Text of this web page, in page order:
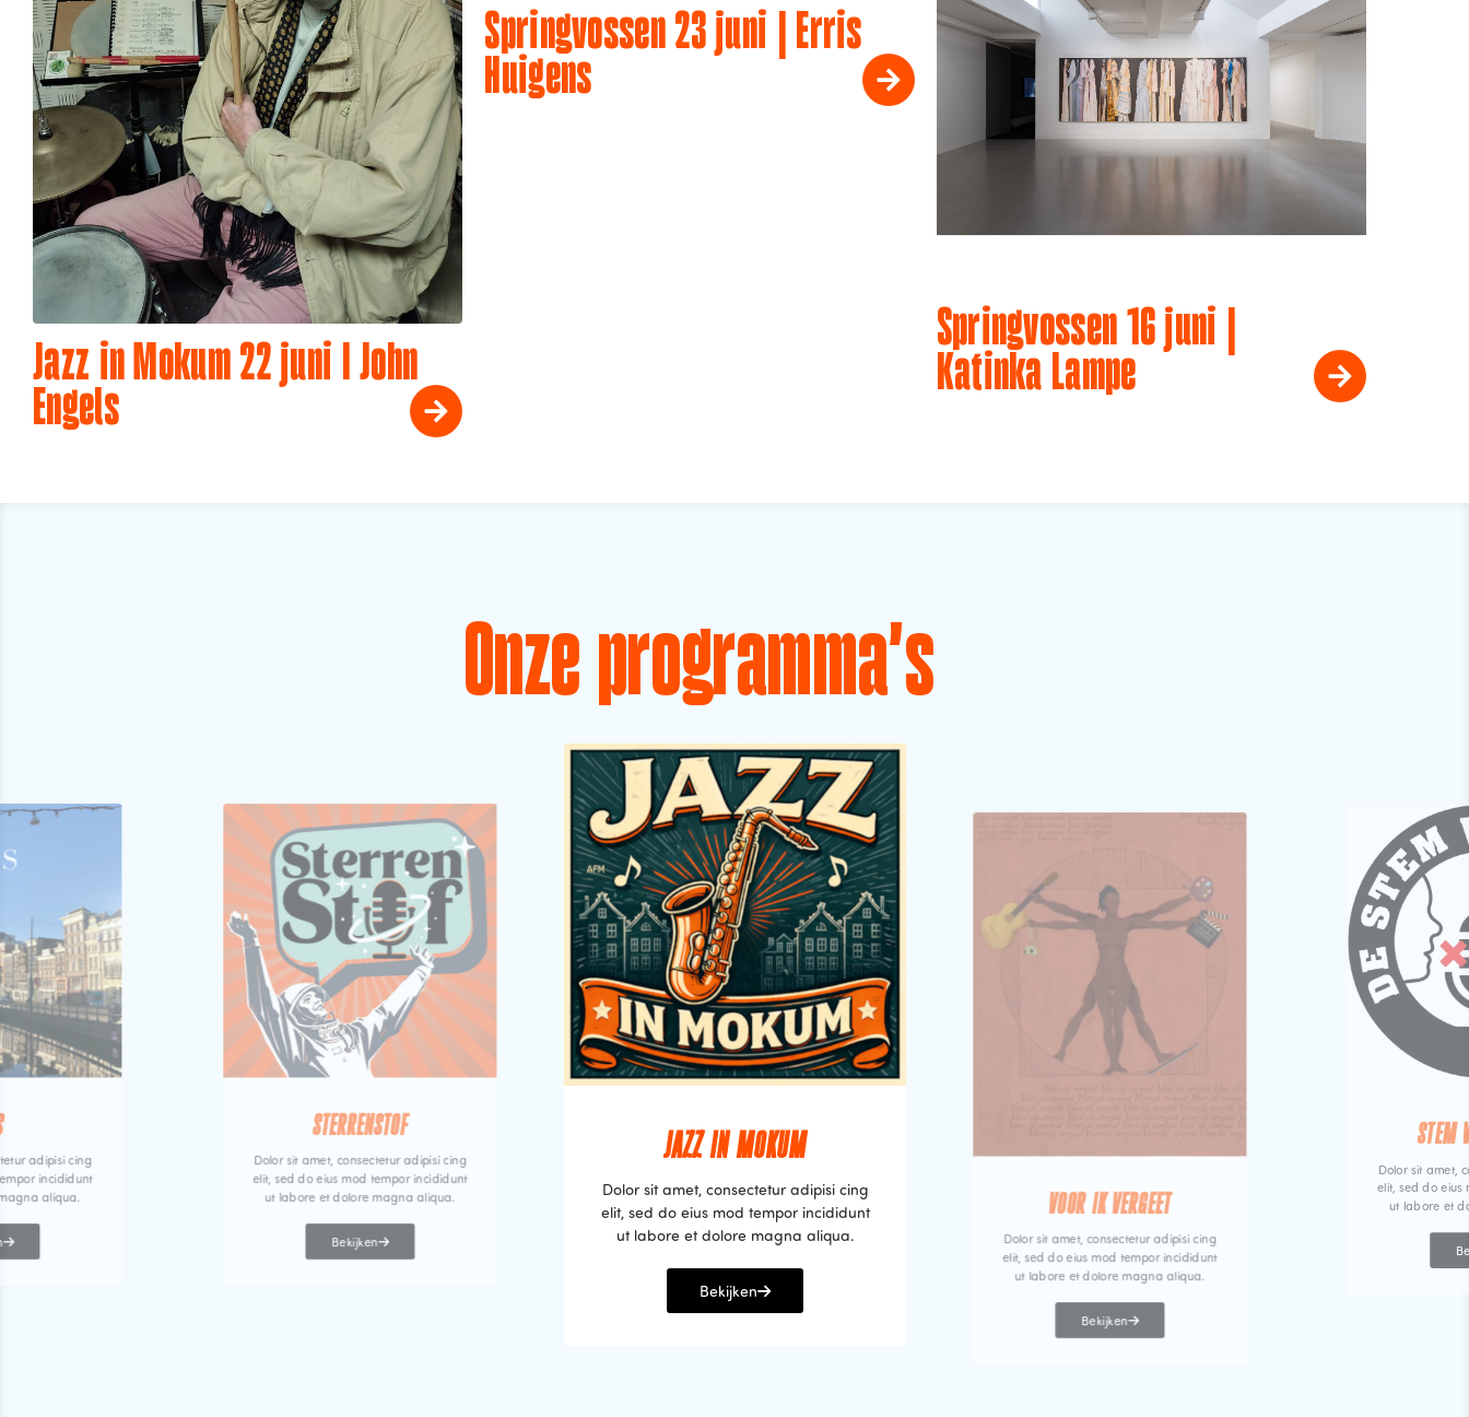
Springvossen 23 juni | Erris
Huigens
Jazz in Mokum 22 juni I John
Engels
Springvossen 16 juni |
Katinka Lampe
Onze programma's
adipisi cing
incididunt
aliqua.
STERRENSTOF
Dolor sit amet, consectetur adipisi cing
elit, sed do eius mod tempor incididunt
ut labore et dolore magna aliqua.
Bekijken
JAZZ IN MOKUM
Dolor sit amet, consectetur adipisi cing
elit, sed do eius mod tempor incididunt
ut labore et dolore magna aliqua.
Bekijken
VOOR IK VERGEET
Dolor sit amet, consectetur adipisi cing
elit, sed do eius mod tempor incididunt
ut labore et dolore magna aliqua.
Bekijken
STEM
Dolor sit amet,
elit, sed do eius
ut labore et